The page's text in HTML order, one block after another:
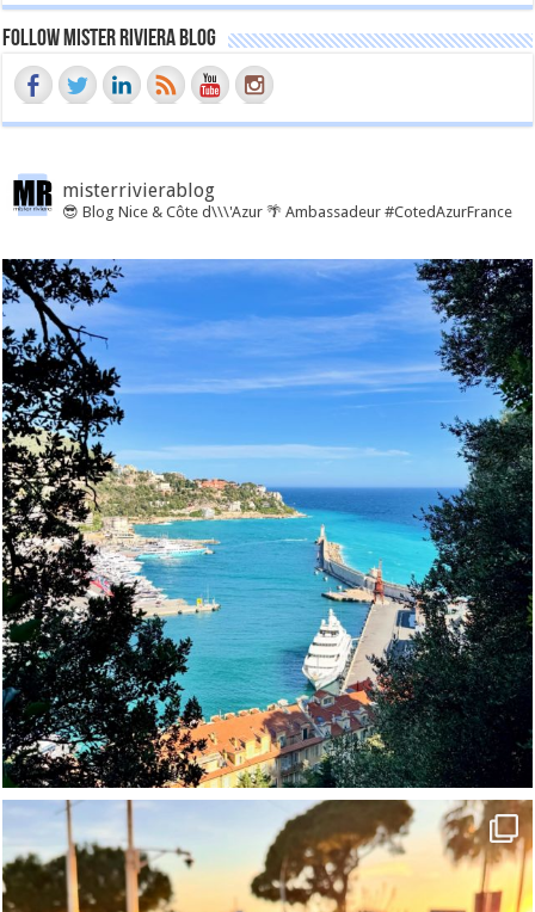
Follow Mister Riviera Blog
misterrivierablog
😎 Blog Nice & Côte d\\\'Azur 🌴 Ambassadeur #CotedAzurFrance